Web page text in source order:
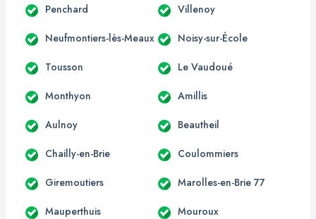
Penchard Villenoy
Neufmontiers-lès-Meaux Noisy-sur-École
Tousson Le Vaudoué
Monthyon Amillis
Aulnoy Beautheil
Chailly-en-Brie Coulommiers
Giremoutiers Marolles-en-Brie 77
Mauperthuis Mouroux